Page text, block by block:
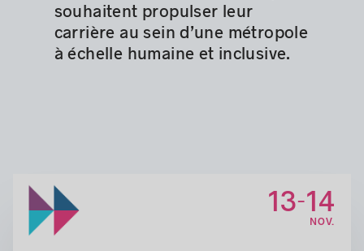
souhaitent propulser leur
carrière au sein d’une métropole
à échelle humaine et inclusive.
13-14
NOV.